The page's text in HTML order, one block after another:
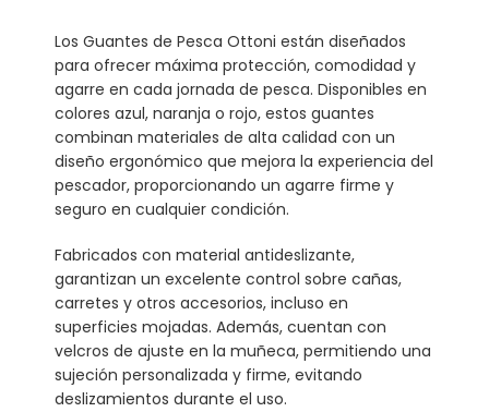
Los Guantes de Pesca Ottoni están diseñados
para ofrecer máxima protección, comodidad y
agarre en cada jornada de pesca. Disponibles en
colores azul, naranja o rojo, estos guantes
combinan materiales de alta calidad con un
diseño ergonómico que mejora la experiencia del
pescador, proporcionando un agarre firme y
seguro en cualquier condición.
Fabricados con material antideslizante,
garantizan un excelente control sobre cañas,
carretes y otros accesorios, incluso en
superficies mojadas. Además, cuentan con
velcros de ajuste en la muñeca, permitiendo una
sujeción personalizada y firme, evitando
deslizamientos durante el uso.